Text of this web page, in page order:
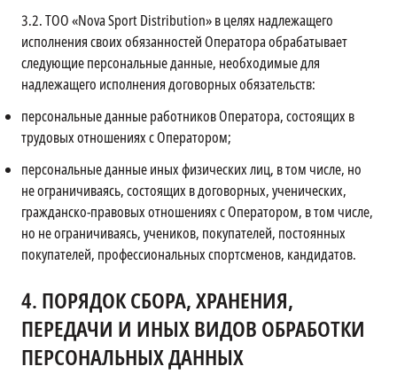
3.2.ТОО «Nova Sport Distribution» в целях надлежащего
исполнения своих обязанностей Оператора обрабатывает
следующие персональные данные, необходимые для
надлежащего исполнения договорных обязательств:
персональные данные работников Оператора, состоящих в
трудовых отношениях с Оператором;
персональные данные иных физических лиц, в том числе, но
не ограничиваясь, состоящих в договорных, ученических,
гражданско-правовых отношениях с Оператором, в том числе,
но не ограничиваясь, учеников, покупателей, постоянных
покупателей, профессиональных спортсменов, кандидатов.
4. ПОРЯДОК СБОРА, ХРАНЕНИЯ,
ПЕРЕДАЧИ И ИНЫХ ВИДОВ ОБРАБОТКИ
ПЕРСОНАЛЬНЫХ ДАННЫХ